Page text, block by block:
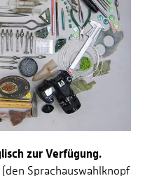
zur Verfügung.
Sprachauswahlknopf